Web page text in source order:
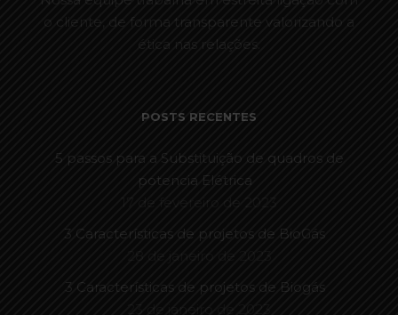
o cliente, de forma transparente valorizando a
ética nas relações.
POSTS RECENTES
5 passos para a Substituição de quadros de
potencia Elétrica
3 Características de projetos de BioGás
3 Características de projetos de Biogás